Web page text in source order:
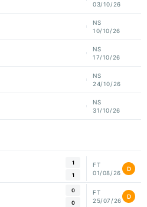
03/10/26
NS
10/10/26
NS
17/10/26
NS
24/10/26
NS
31/10/26
1
1
FT
01/08/26
D
0
0
FT
25/07/26
D